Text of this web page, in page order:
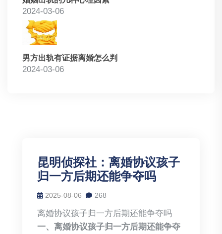
2024-03-06
男方出轨有证据离婚怎么判
2024-03-06
昆明侦探社：离婚协议孩子
归一方后期还能争夺吗
2025-08-06 268
离婚协议孩子归一方后期还能争夺吗
一、离婚协议孩子归一方后期还能争夺